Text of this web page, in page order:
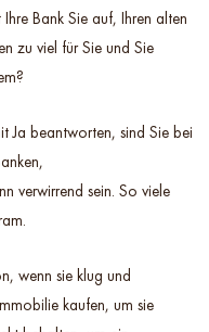
Bank Sie auf, Ihren alten
zu viel für Sie und Sie
Ja beantworten, sind Sie bei
verwirrend sein. So viele
wenn sie klug und
kaufen, um sie